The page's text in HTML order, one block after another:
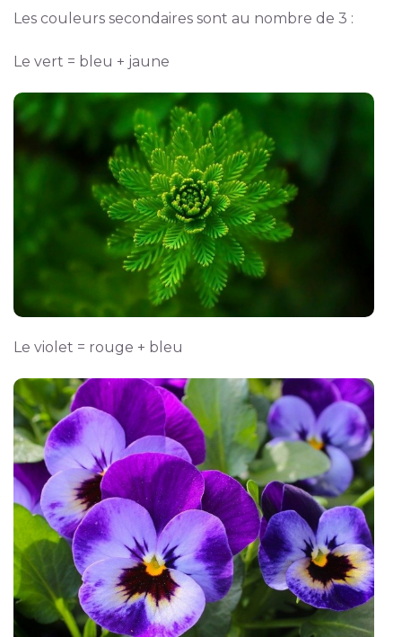
Les couleurs secondaires sont au nombre de 3 :
Le vert = bleu + jaune
Le violet = rouge + bleu